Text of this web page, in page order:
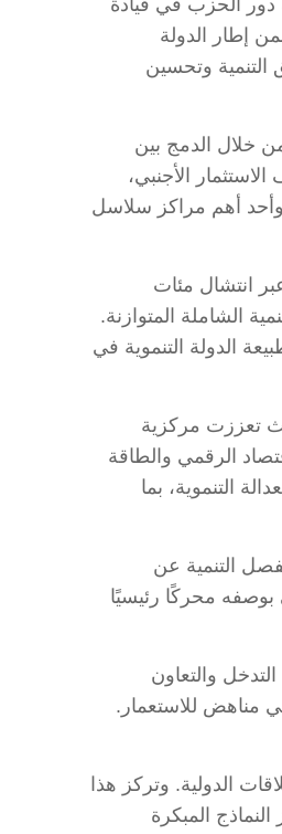
دور الحزب في قيادة
إطار الدولة
التنمية وتحسين
في الاقتصاد، من خلال الدمج بين
الأجنبي،
وأحد أهم مراكز سلاسل
انتشال مئات
الشاملة المتوازنة.
الدولة التنموية في
تعززت مركزية
الرقمي والطاقة
التنموية، بما
التنمية عن
بوصفه محركًا رئيسيًا
والتعاون
مناهض للاستعمار.
الدولية. وتركز هذا
المبكرة